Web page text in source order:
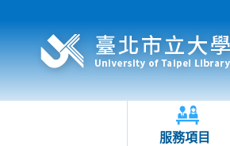
服務項目